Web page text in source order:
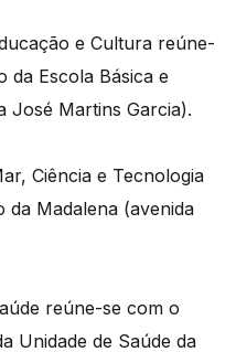
e Cultura reúne-
da Escola Básica e
José Martins Garcia).
Ciência e Tecnologia
Madalena (avenida
reúne-se com o
Unidade de Saúde da